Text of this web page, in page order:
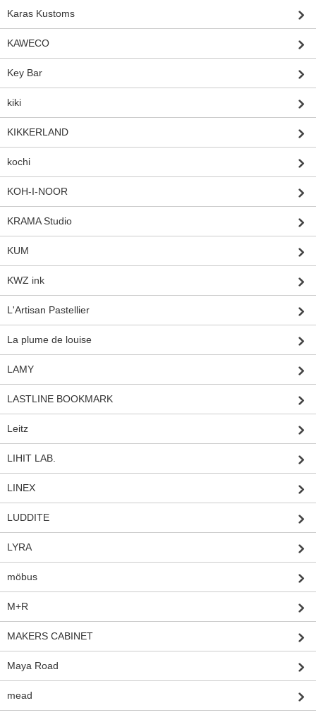
Karas Kustoms
KAWECO
Key Bar
kiki
KIKKERLAND
kochi
KOH-I-NOOR
KRAMA Studio
KUM
KWZ ink
L'Artisan Pastellier
La plume de louise
LAMY
LASTLINE BOOKMARK
Leitz
LIHIT LAB.
LINEX
LUDDITE
LYRA
möbus
M+R
MAKERS CABINET
Maya Road
mead